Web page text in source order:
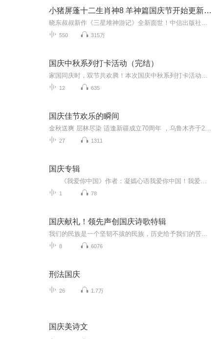
小猪屏蓬十二生肖神8 羊神篇国庆节开始更新啦！
550 315万
国庆中秋系列打卡活动（完结）
12 635
国庆佳节欢乐的瞬间
27 1311
国庆专辑
1 78
国庆献礼！领先声创国庆诗歌特辑
8 6076
刑法国庆
26 1.7万
国庆美诗文